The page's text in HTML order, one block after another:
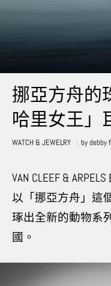
挪亞方舟的
哈里女王」
WATCH & JEWELRY bydebby
VAN CLEEF &
以「挪亞方舟」這
琢出全新的動物系
國。